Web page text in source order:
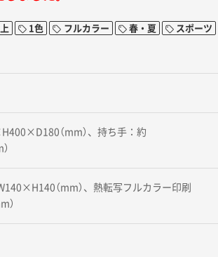
1色 フルカラー 春・夏
スポーツ
（mm）、持ち手：約
（mm）、熱転写フルカラー印刷
）